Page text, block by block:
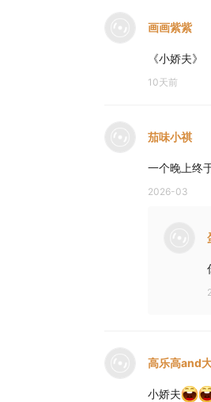
画画紫紫
《小娇夫》
10天前
茄味小祺
一个晚上终
2026-03
高乐高and
小娇夫